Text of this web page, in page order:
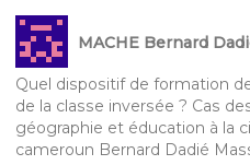
MACHE Bernard
Quel dispositif de formation
de la classe inversée ? Cas
géographie et éducation à la
cameroun Bernard Dadié